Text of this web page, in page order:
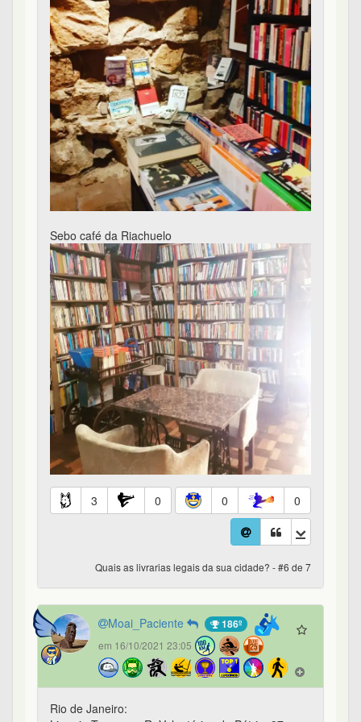
Sebo café da Riachuelo
3 0 0 0
Quais as livrarias legais da sua cidade? - #6 de 7
Moai_Paciente 186º
em 16/10/2021 23:05
Rio de Janeiro: